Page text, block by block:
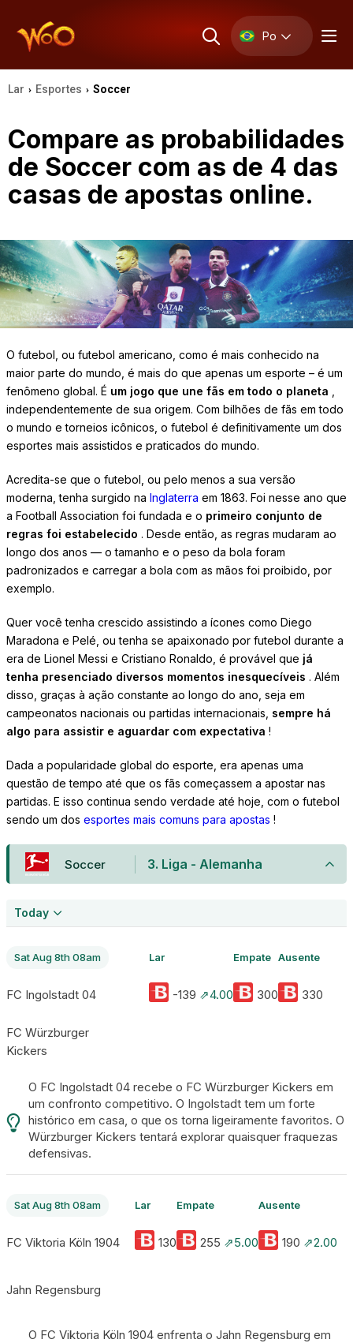
Po
Lar › Esportes › Soccer
Compare as probabilidades
de Soccer com as de 4 das
casas de apostas online.
O futebol, ou futebol americano, como é mais conhecido na
maior parte do mundo, é mais do que apenas um esporte – é um
fenômeno global. É um jogo que une fãs em todo o planeta
independentemente de sua origem. Com bilhões de fãs em todo
o mundo e torneios icônicos, o futebol é definitivamente um dos
esportes mais assistidos e praticados do mundo.
Acredita-se que o futebol, ou pelo menos a sua versão
moderna, tenha surgido na Inglaterra em 1863. Foi nesse ano que
a Football Association foi fundada e o primeiro conjunto de
regras foi estabelecido . Desde então, as regras mudaram ao
longo dos anos — o tamanho e o peso da bola foram
padronizados e carregar a bola com as mãos foi proibido, por
exemplo.
Quer você tenha crescido assistindo a ícones como Diego
Maradona e Pelé, ou tenha se apaixonado por futebol durante a
era de Lionel Messi e Cristiano Ronaldo, é provável que já
tenha presenciado diversos momentos inesquecíveis . Além
disso, graças à ação constante ao longo do ano, seja em
campeonatos nacionais ou partidas internacionais, sempre há
algo para assistir e aguardar com expectativa !
Dada a popularidade global do esporte, era apenas uma
questão de tempo até que os fãs começassem a apostar nas
partidas. E isso continua sendo verdade até hoje, com o futebol
sendo um dos esportes mais comuns para apostas !
Soccer 3. Liga - Alemanha
Today
Sat Aug 8th 08am
FC Ingolstadt 04
FC Würzburger
Kickers
Lar
-139 ⇗4.00
Empate
300
Ausente
330
O FC Ingolstadt 04 recebe o FC Würzburger Kickers em
um confronto competitivo. O Ingolstadt tem um forte
histórico em casa, o que os torna ligeiramente favoritos. O
Würzburger Kickers tentará explorar quaisquer fraquezas
defensivas.
Sat Aug 8th 08am
FC Viktoria Köln 1904
Jahn Regensburg
Lar
130
Empate
255 ⇗5.00
Ausente
190 ⇗2.00
O FC Viktoria Köln 1904 enfrenta o Jahn Regensburg em